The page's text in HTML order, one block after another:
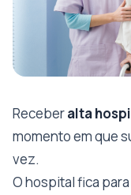
Receberalta
momento em que
vez.
O hospital fica